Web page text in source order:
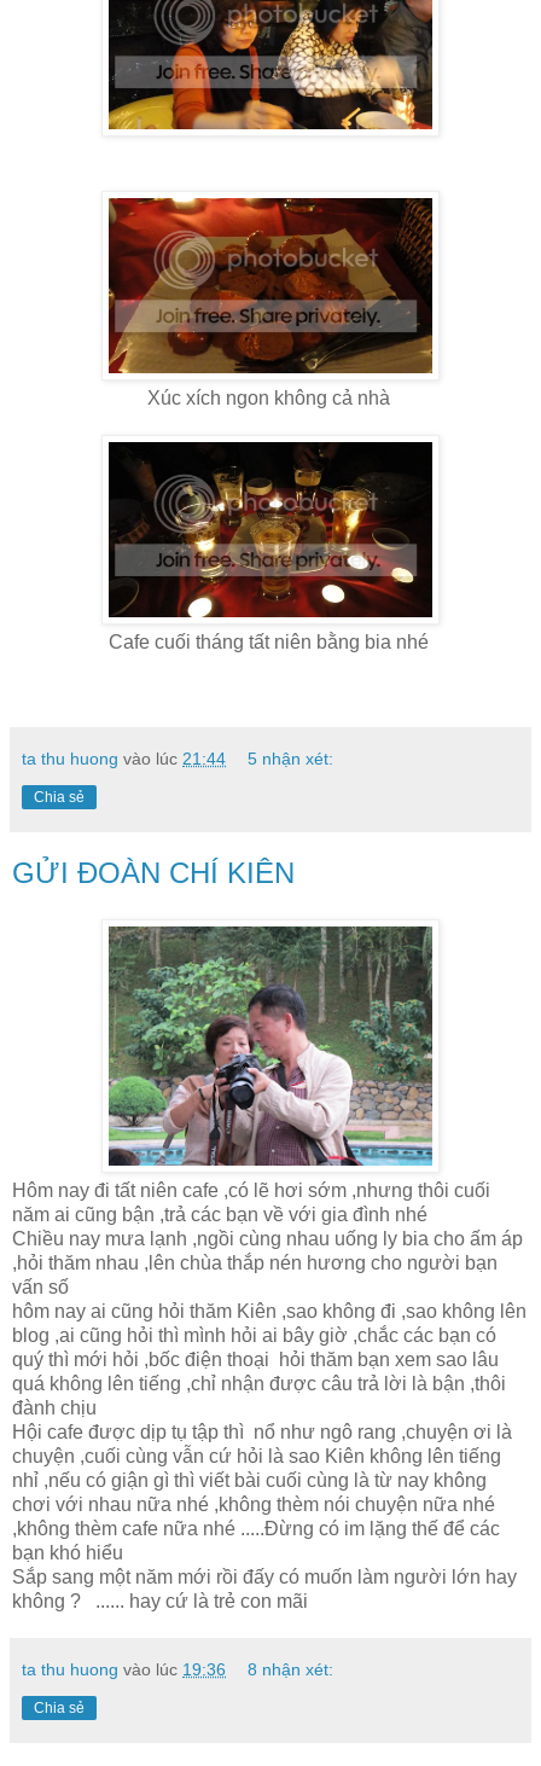
Xúc xích ngon không cả nhà
Cafe cuối tháng tất niên bằng bia nhé
ta thu huong vào lúc 21:44 5 nhận xét:
Chia sẻ
GỬI ĐOÀN CHÍ KIÊN
Hôm nay đi tất niên cafe ,có lẽ hơi sớm ,nhưng thôi cuối
năm ai cũng bận ,trả các bạn về với gia đình nhé
Chiều nay mưa lạnh ,ngồi cùng nhau uống ly bia cho ấm áp
,hỏi thăm nhau ,lên chùa thắp nén hương cho người bạn
vấn số
hôm nay ai cũng hỏi thăm Kiên ,sao không đi ,sao không lên
blog ,ai cũng hỏi thì mình hỏi ai bây giờ ,chắc các bạn có
quý thì mới hỏi ,bốc điện thoại hỏi thăm bạn xem sao lâu
quá không lên tiếng ,chỉ nhận được câu trả lời là bận ,thôi
đành chịu
Hội cafe được dịp tụ tập thì nổ như ngô rang ,chuyện ơi là
chuyện ,cuối cùng vẫn cứ hỏi là sao Kiên không lên tiếng
nhỉ ,nếu có giận gì thì viết bài cuối cùng là từ nay không
chơi với nhau nữa nhé ,không thèm nói chuyện nữa nhé
,không thèm cafe nữa nhé .....Đừng có im lặng thế để các
bạn khó hiểu
Sắp sang một năm mới rồi đấy có muốn làm người lớn hay
không ? ...... hay cứ là trẻ con mãi
ta thu huong vào lúc 19:36 8 nhận xét:
Chia sẻ